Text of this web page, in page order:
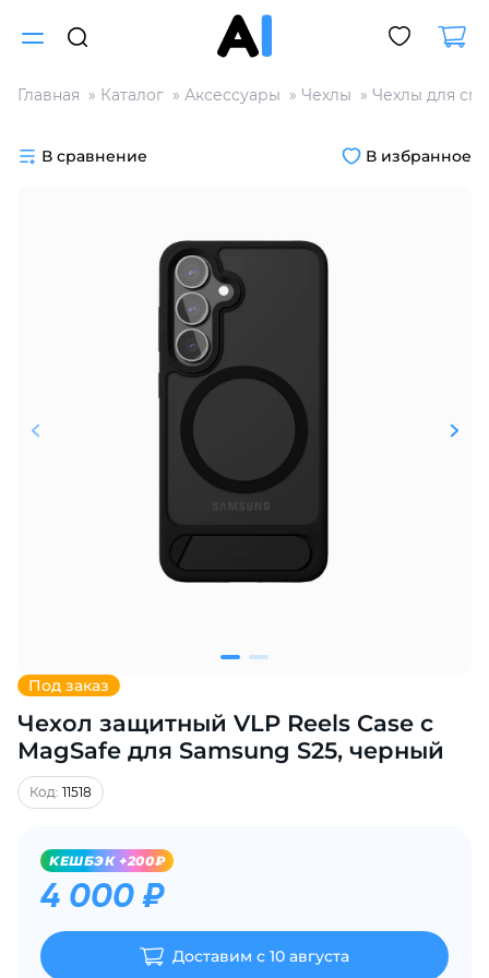
Главная Каталог Аксессуары Чехлы Чехлы для
Под заказ
Чехол защитный VLP Reels Case с
MagSafe для Samsung S25, черный
Код: 11518
KЕШБЭК +200₽
4 000 ₽
Доставим с 10 августа
В сравнение В избранное
Разбейте
без переплат
График платежей
25
Добавляйте товары
% картой любого банка
Получайте товар
выбранный способом
списываться
по25%каждые 2 недели
Подробнее